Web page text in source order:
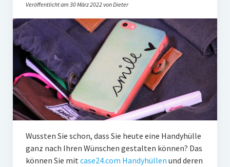
Datenschutzerklärung
Veröffentlicht am 30 März 2022 von Dieter
Wussten Sie schon, dass Sie heute eine Handyhülle
ganz nach Ihren Wünschen gestalten können? Das
können Sie mitcase24.com Handyhüllen und deren